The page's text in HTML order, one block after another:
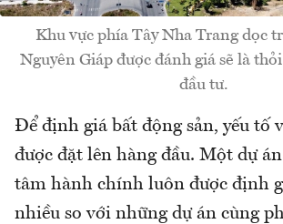
Khu vực phía Tây Nha Trang dọc
Nguyên Giáp được đánh giá sẽ là
đầu tư.
Để định giá bất động sản, yếu tố
được đặt lên hàng đầu. Một dự
tâm hành chính luôn được định
nhiều so với những dự án cùng